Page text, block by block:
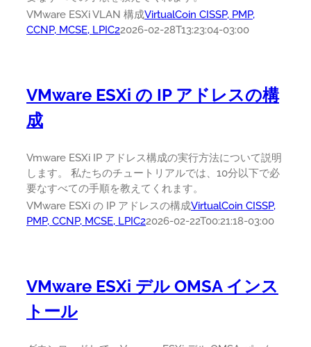
VMware ESXi VLAN 構成VirtualCoin CISSP, PMP,
CCNP, MCSE, LPIC22026-02-28T13:23:04-03:00
VMware ESXi の IP アドレスの構
成
Vmware ESXi IP アドレス構成の実行方法について説明
します。 私たちのチュートリアルでは、10分以下で必
要なすべての手順を教えてくれます。
VMware ESXi の IP アドレスの構成VirtualCoin CISSP,
PMP, CCNP, MCSE, LPIC22026-02-22T00:21:18-03:00
VMware ESXi デル OMSA インス
トール